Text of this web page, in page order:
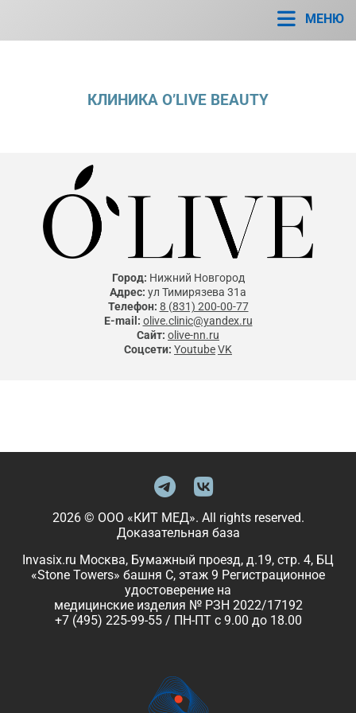
МЕНЮ
КЛИНИКА O’LIVE BEAUTY
Город: Нижний Новгород
Адрес: ул Тимирязева 31а
Телефон: 8 (831) 200-00-77
E-mail: olive.clinic@yandex.ru
Сайт: olive-nn.ru
Соцсети: YoutubeVK
2026 © ООО «КИТ МЕД». All rights reserved.
Доказательная база
Invasix.ru Москва, Бумажный проезд, д.19, стр. 4, БЦ
«Stone Towers» башня C, этаж 9 Регистрационное
удостоверение на
медицинские изделия № РЗН 2022/17192
+7 (495) 225-99-55 / ПН-ПТ с 9.00 до 18.00